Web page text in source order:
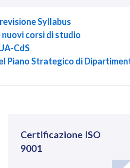
Syllabus
corsi di studio
CdS
Piano Strategico di
Certificazione ISO
9001